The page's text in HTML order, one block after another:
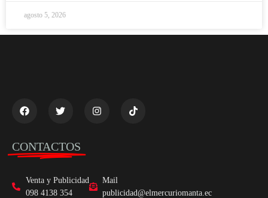
agosto 5, 2026
CONTACTOS
Venta y Publicidad
098 4138 354
Mail
publicidad@elmercuriomanta.ec